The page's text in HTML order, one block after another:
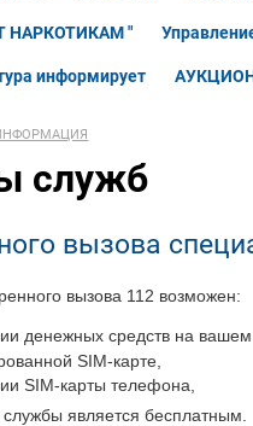
НАРКОТИКАМ "
информирует
служб
вызова
вызова 112 возможен:
денежных средств на вашем
SIM-карте,
SIM-карты телефона,
является бесплатным.